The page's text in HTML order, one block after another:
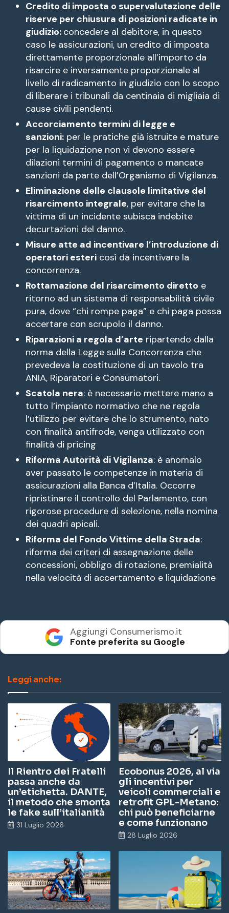
Credito di imposta o supervalutazione delle
riserve per chiusura di posizioni radicate in
giudizio: concedere al debitore, in questo
caso le assicurazioni, un credito di imposta
direttamente proporzionale all’importo da
risarcire e inversamente proporzionale al
livello di radicamento in giudizio con lo scopo
di liberare i tribunali da centinaia di migliaia di
cause civili pendenti.
Accorciamento termini di legge e
sanzioni: per le pratiche già istruite e mature
per la liquidazione non vi devono essere
dilazioni termini di pagamento o mancate
sanzioni da parte dell’Organismo di Vigilanza.
Eliminazione delle clausole limitative del
risarcimento integrale, per evitare che la
vittima di un incidente subisca indebite
decurtazioni del danno.
Misure atte ad incentivare l’introduzione di
operatori esteri così da incentivare la
concorrenza.
Rottamazione del risarcimento diretto e
ritorno ad un sistema di responsabilità civile
pura, dove “chi rompe paga” e chi paga possa
accertare con scrupolo il danno.
Riparazioni a regola d’arte ripartendo dalla
norma della Legge sulla Concorrenza che
prevedeva la costituzione di un tavolo tra
ANIA, Riparatori e Consumatori.
Scatola nera: è necessario mettere mano a
tutto l’impianto normativo che ne regola
l’utilizzo per evitare che lo strumento, nato
con finalità antifrode, venga utilizzato con
finalità di pricing
Riforma Autorità di Vigilanza: è anomalo
aver passato le competenze in materia di
assicurazioni alla Banca d’Italia. Occorre
ripristinare il controllo del Parlamento, con
rigorose procedure di selezione, nella nomina
dei quadri apicali.
Riforma del Fondo Vittime della Strada:
riforma dei criteri di assegnazione delle
concessioni, obbligo di rotazione, premialità
nella velocità di accertamento e liquidazione
Aggiungi Consumerismo.it
Fonte preferita su Google
Leggi anche:
Il Rientro dei Fratelli
passa anche da
un’etichetta. DANTE,
il metodo che smonta
le fake sull’italianità
31 Luglio 2026
Ecobonus 2026, al via
gli incentivi per
veicoli commerciali e
retrofit GPL-Metano:
chi può beneficiarne
e come funzionano
28 Luglio 2026